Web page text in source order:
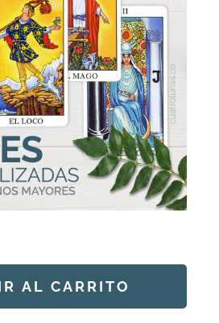
Personalizadas:
AL CARRITO